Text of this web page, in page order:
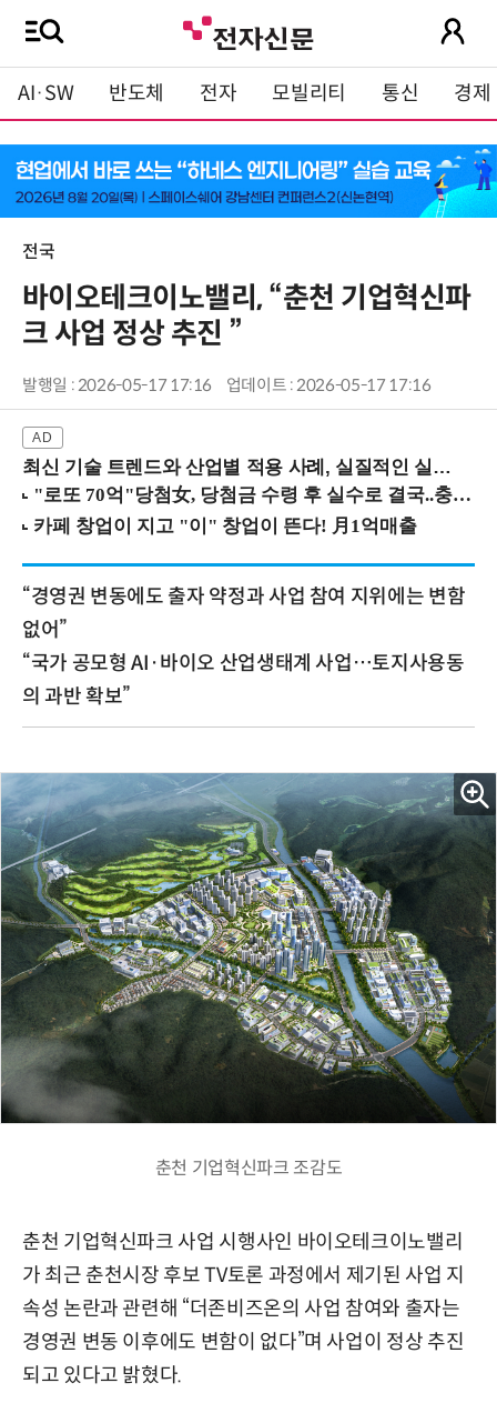
AI·SW 반도체 전자 모빌리티 통신 경제
전국
바이오테크이노밸리, “춘천 기업혁신파
크 사업 정상 추진 ”
발행일 : 2026-05-17 17:16 업데이트 : 2026-05-17 17:16
최신 기술 트렌드와 산업별 적용 사례, 실질적인 실행 전략을 공유 (9/18 양재역)
“경영권 변동에도 출자 약정과 사업 참여 지위에는 변함
없어”
“국가 공모형 AI·바이오 산업생태계 사업…토지사용동
의 과반 확보”
춘천 기업혁신파크 조감도
춘천 기업혁신파크 사업 시행사인 바이오테크이노밸리
가 최근 춘천시장 후보 TV토론 과정에서 제기된 사업 지
속성 논란과 관련해 “더존비즈온의 사업 참여와 출자는
경영권 변동 이후에도 변함이 없다”며 사업이 정상 추진
되고 있다고 밝혔다.